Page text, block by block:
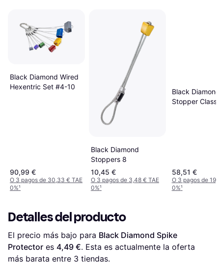
Black Diamond Wired
Hexentric Set #4-10
90,99 €
O 3 pagos de 30,33 € TAE
0%¹
Black Diamond
Stoppers 8
10,45 €
O 3 pagos de 3,48 € TAE
0%¹
Black Diamond
Stopper
58,51 €
O 3 pagos de
0%¹
Detalles del producto
El precio más bajo para Black Diamond Spike
Protector es 4,49 €. Esta es actualmente la oferta
más barata entre 3 tiendas.